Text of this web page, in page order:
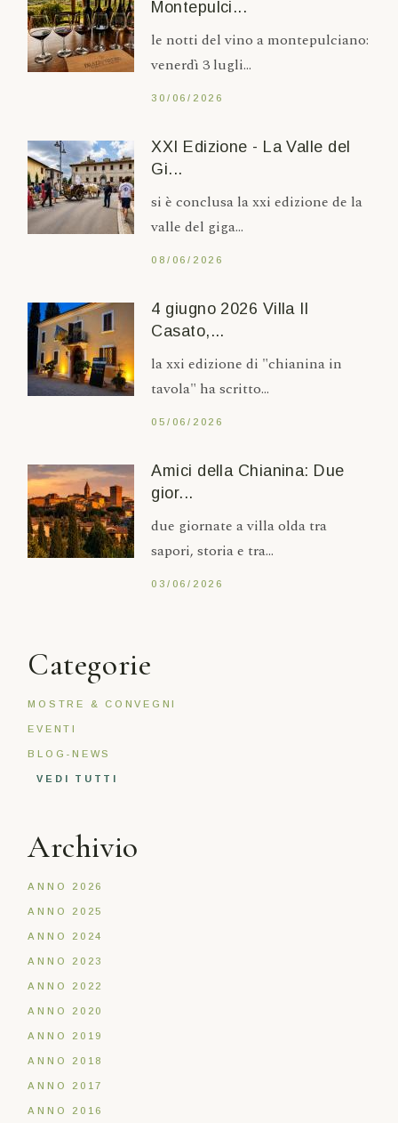
Montepulci...
le notti del vino a montepulciano:
venerdì 3 lugli...
30/06/2026
XXI Edizione - La Valle del
Gi...
si è conclusa la xxi edizione de la
valle del giga...
08/06/2026
4 giugno 2026 Villa Il
Casato,...
la xxi edizione di "chianina in
tavola" ha scritto...
05/06/2026
Amici della Chianina: Due
gior...
due giornate a villa olda tra
sapori, storia e tra...
03/06/2026
Categorie
MOSTRE & CONVEGNI
EVENTI
BLOG-NEWS
VEDI TUTTI
Archivio
ANNO 2026
ANNO 2025
ANNO 2024
ANNO 2023
ANNO 2022
ANNO 2020
ANNO 2019
ANNO 2018
ANNO 2017
ANNO 2016